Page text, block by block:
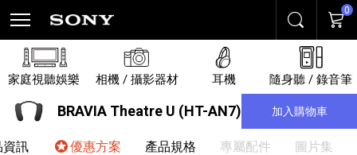
搜尋 購物
0
家庭視聽娛樂 相機 / 攝影器材 耳機 隨身聽 / 錄音筆
BRAVIA Theatre U (HT-AN7) 加入購物車
資訊 優惠方案 產品規格 專屬配件 圖片集